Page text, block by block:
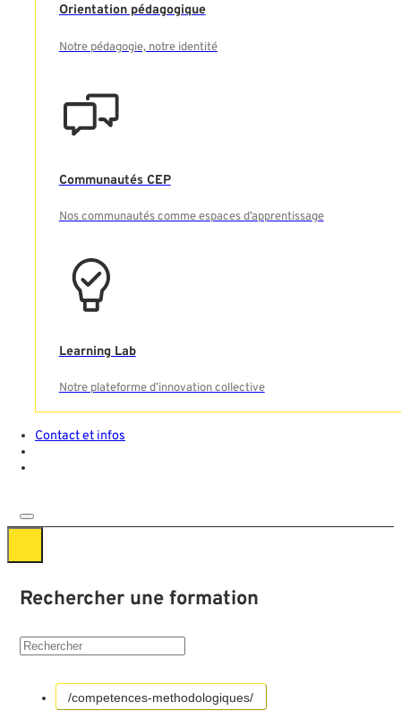
Orientation pédagogique
Notre pédagogie, notre identité
Communautés CEP
Nos communautés comme espaces d’apprentissage
Learning Lab
Notre plateforme d’innovation collective
Contact et infos
Rechercher une formation
/competences-methodologiques/